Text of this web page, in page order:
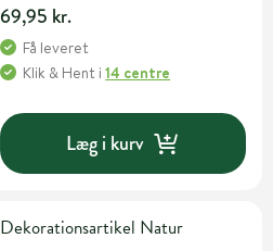
69,95 kr.
Få leveret
Klik & Hent i14 centre
Læg i kurv
Dekorationsartikel Natur